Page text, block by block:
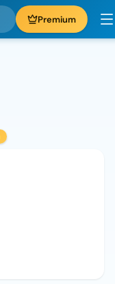
Premium